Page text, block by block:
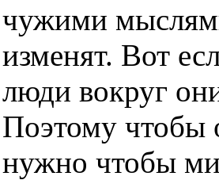
чужими
изменят. Вот
люди вокруг
Поэтому чтобы
нужно чтобы